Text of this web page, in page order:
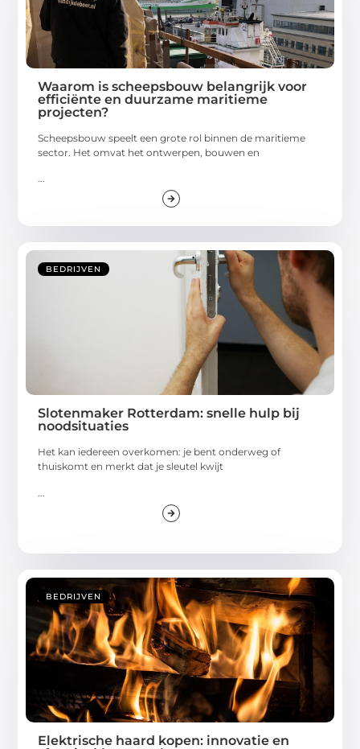
Waarom is scheepsbouw belangrijk voor
efficiënte en duurzame maritieme
projecten?
Scheepsbouw speelt een grote rol binnen de maritieme
sector. Het omvat het ontwerpen, bouwen en
...
BEDRIJVEN
Slotenmaker Rotterdam: snelle hulp bij
noodsituaties
Het kan iedereen overkomen: je bent onderweg of
thuiskomt en merkt dat je sleutel kwijt
BEDRIJVEN
Elektrische haard kopen: innovatie en